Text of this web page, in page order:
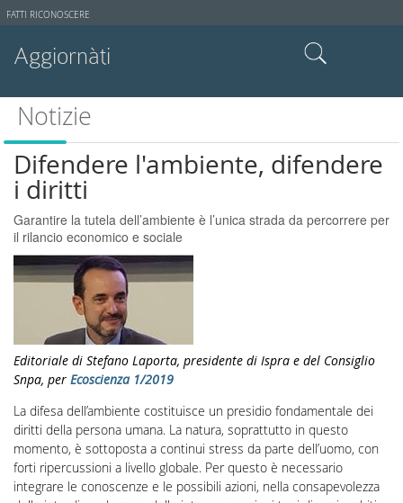
Strumenti
FATTI RICONOSCERE
Aggiornàti
Cerca nel sito
Ricerca avanzata…
Notizie
Difendere l'ambiente, difendere
i diritti
Garantire la tutela dell’ambiente è l’unica strada da percorrere per
il rilancio economico e sociale
Editoriale di Stefano Laporta, presidente di Ispra e del Consiglio
Snpa, per Ecoscienza 1/2019
La difesa dell’ambiente costituisce un presidio fondamentale dei
diritti della persona umana. La natura, soprattutto in questo
momento, è sottoposta a continui stress da parte dell’uomo, con
forti ripercussioni a livello globale. Per questo è necessario
integrare le conoscenze e le possibili azioni, nella consapevolezza